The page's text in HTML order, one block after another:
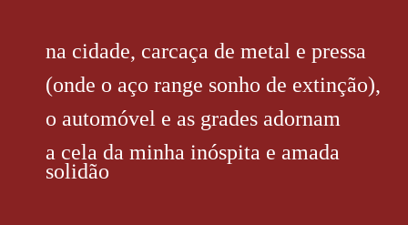
na cidade, carcaça de metal e pressa
(onde o aço range sonho de extinção),
o automóvel e as grades adornam
a cela da minha inóspita e amada
solidão